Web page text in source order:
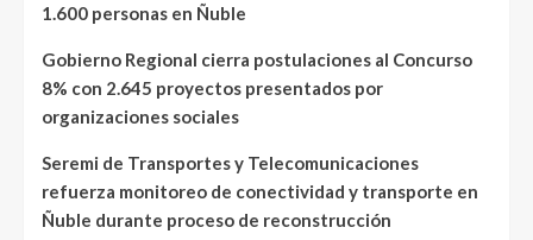
1.600 personas en Ñuble
Gobierno Regional cierra postulaciones al Concurso
8% con 2.645 proyectos presentados por
organizaciones sociales
Seremi de Transportes y Telecomunicaciones
refuerza monitoreo de conectividad y transporte en
Ñuble durante proceso de reconstrucción